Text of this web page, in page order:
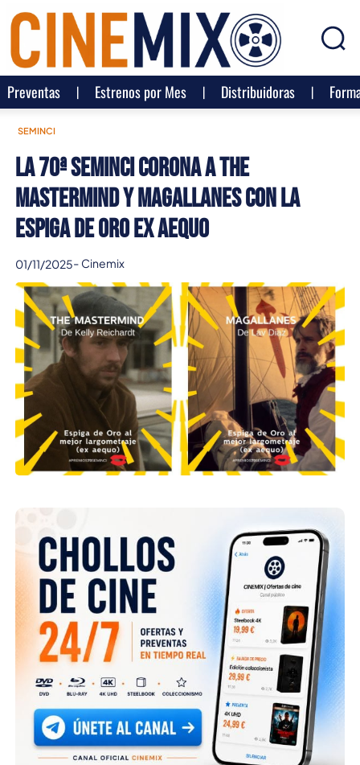
Preventas Estrenos por Mes Distribuidoras
SEMINCI
La 70ª Seminci corona a The
Mastermind y Magallanes con la
Espiga de Oro ex aequo
01/11/2025- Cinemix